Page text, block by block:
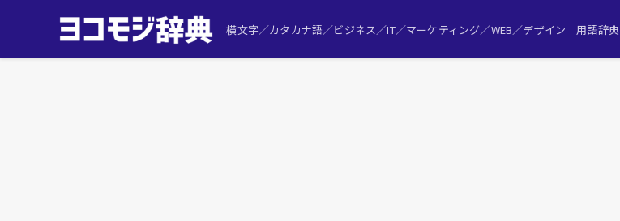
横文字／カタカナ語／ビジネス／IT／マーケティング／WEB／デザイン 用語辞典